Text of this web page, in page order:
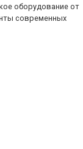
оборудование от
современных